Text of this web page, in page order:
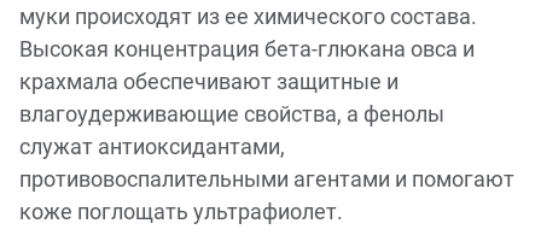
муки происходят из ее химического состава.
Высокая концентрация бета-глюкана овса и
крахмала обеспечивают защитные и
влагоудерживающие свойства, а фенолы
служат антиоксидантами,
противовоспалительными агентами и помогают
коже поглощать ультрафиолет.